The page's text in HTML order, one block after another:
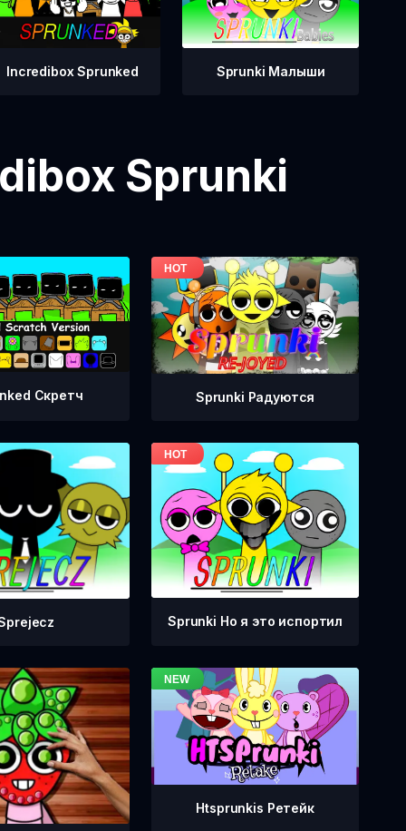
Incredibox Sprunked Sprunki Малыши
Sprunki
Скретч Sprunki Радуются
Sprunki Но я это испортил
Htsprunkis Ретейк